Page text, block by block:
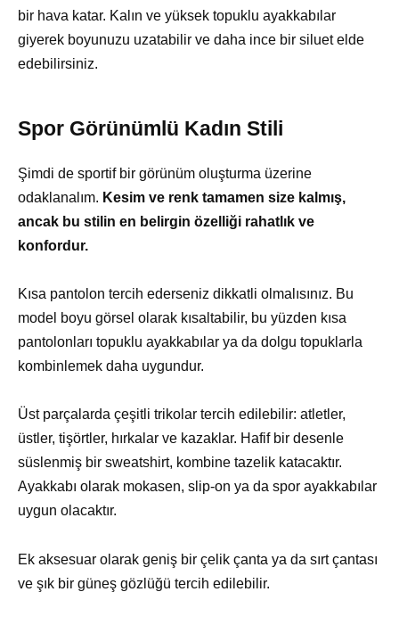
bir hava katar. Kalın ve yüksek topuklu ayakkabılar
giyerek boyunuzu uzatabilir ve daha ince bir siluet elde
edebilirsiniz.
Spor Görünümlü Kadın Stili
Şimdi de sportif bir görünüm oluşturma üzerine
odaklanalım. Kesim ve renk tamamen size kalmış,
ancak bu stilin en belirgin özelliği rahatlık ve
konfordur.
Kısa pantolon tercih ederseniz dikkatli olmalısınız. Bu
model boyu görsel olarak kısaltabilir, bu yüzden kısa
pantolonları topuklu ayakkabılar ya da dolgu topuklarla
kombinlemek daha uygundur.
Üst parçalarda çeşitli trikolar tercih edilebilir: atletler,
üstler, tişörtler, hırkalar ve kazaklar. Hafif bir desenle
süslenmiş bir sweatshirt, kombine tazelik katacaktır.
Ayakkabı olarak mokasen, slip-on ya da spor ayakkabılar
uygun olacaktır.
Ek aksesuar olarak geniş bir çelik çanta ya da sırt çantası
ve şık bir güneş gözlüğü tercih edilebilir.